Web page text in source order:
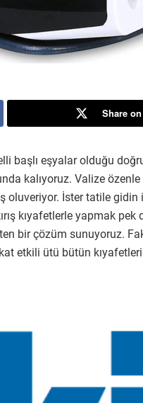
Share
başlı eşyalar olduğu
kalıyoruz. Valize
oluveriyor. İster tatile
kıyafetlerle yapmak
bir çözüm sunuyoruz.
etkili ütü bütün